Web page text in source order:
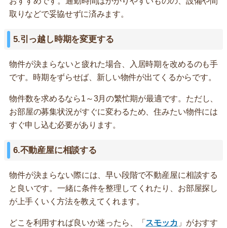
取りなどで妥協せずに済みます。
5.引っ越し時期を変更する
物件が決まらないと疲れた場合、入居時期を改めるのも手
です。時期をずらせば、新しい物件が出てくるからです。
物件数を求めるなら1～3月の繁忙期が最適です。ただし、
お部屋の募集状況がすぐに変わるため、住みたい物件には
すぐ申し込む必要があります。
6.不動産屋に相談する
物件が決まらない際には、早い段階で不動産屋に相談する
と良いです。一緒に条件を整理してくれたり、お部屋探し
が上手くいく方法を教えてくれます。
どこを利用すれば良いか迷ったら、「 スモッカ 」がおすす